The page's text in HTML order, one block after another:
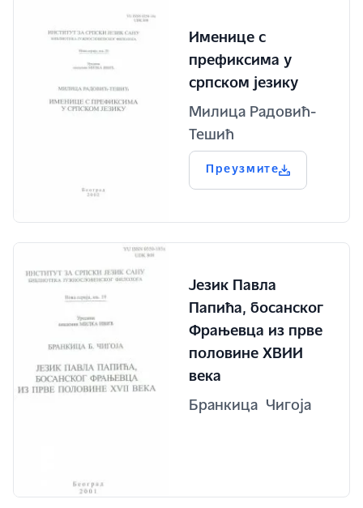
Именице с
префиксима у
српском језику
Милица Радовић-
Тешић
Преузмите
Језик Павла
Папића, босанског
Фрањевца из прве
половине XВИИ
века
Бранкица Чигоја